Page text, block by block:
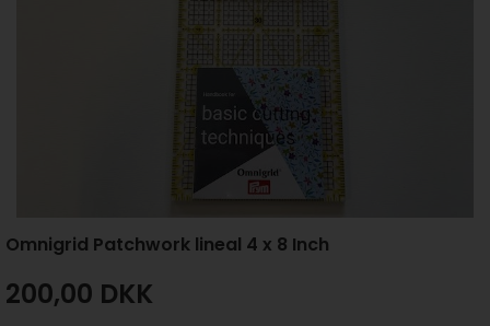
Omnigrid Patchwork lineal 4 x 8 Inch
200,00 DKK